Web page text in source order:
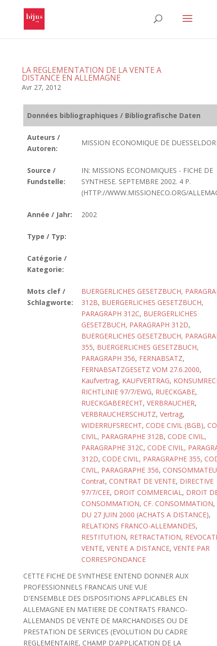
LA REGLEMENTATION DE LA VENTE A
DISTANCE EN ALLEMAGNE
Avr 27, 2012
Données bibliographiques / Bibliografische Daten
Auteurs /
Autoren:
MISSION ECONOMIQUE DE
Source /
Fundstelle:
IN: MISSIONS ECONOMIQUES - FICHE DE
SYNTHESE. SEPTEMBRE 2002. 4 P.
(HTTP://WWW.MISSIONECO.ORG/
Année / Jahr: 2002
Type / Typ:
Catégorie /
Kategorie:
Mots clef /
Schlagworte:
BUERGERLICHES GESETZBUCH,
312B, BUERGERLICHES GESETZBUCH,
PARAGRAPH 312C, BUERGERLICHES
GESETZBUCH, PARAGRAPH 312D,
BUERGERLICHES GESETZBUCH,
355, BUERGERLICHES GESETZBUCH,
PARAGRAPH 356, FERNABSATZ,
FERNABSATZGESETZ VOM 27.6.2000,
Kaufvertrag, KAUFVERTRAG,
RICHTLINIE 97/7/EWG, RUECKGABE,
RUECKGABERECHT, VERBRAUCHER,
VERBRAUCHERSCHUTZ, Vertrag,
WIDERRUFSRECHT, CODE CIVIL (BGB),
CIVIL, PARAGRAPHE 312B, CODE CIVIL,
PARAGRAPHE 312C, CODE CIVIL,
312D, CODE CIVIL, PARAGRAPHE 355,
CIVIL, PARAGRAPHE 356,
Contrat, CONTRAT DE VENTE, DIRECTIVE
97/7/CEE, DROIT COMMERCIAL, DROIT
CONSOMMATION, CF. CONSOMMATION,
DU 27 JUIN 2000 (ACHATS A DISTANCE),
RELATIONS FRANCO-ALLEMANDES,
RESTITUTION, RETRACTATION,
VENTE, VENTE A DISTANCE, VENTE PAR
CORRESPONDANCE
CETTE FICHE DE SYNTHESE ENTEND DONNER AUX
PROFESSIONNELS FRANCAIS UNE VUE
D'ENSEMBLE DES DISPOSITIONS APPLICABLES EN
ALLEMAGNE EN MATIERE DE CONTRATS FRANCO-
ALLEMANDS DE VENTE DE MARCHANDISES OU DE
PRESTATION DE SERVICES (EVOLUTION DU CADRE
REGLEMENTAIRE, CHAMP D'APPLICATION DE LA